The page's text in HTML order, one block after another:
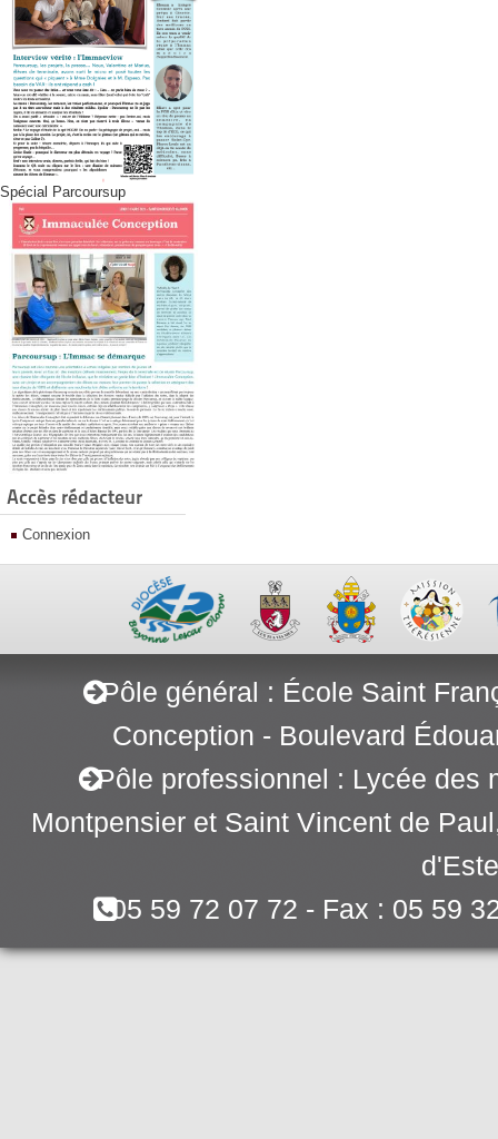
Spécial Parcoursup
Accès rédacteur
Connexion
Pôle général : École Saint
Conception - Boulevard
Pôle professionnel : Lycée des
Montpensier et Saint Vincent de
05 59 72 07 72 - Fax : 05 59